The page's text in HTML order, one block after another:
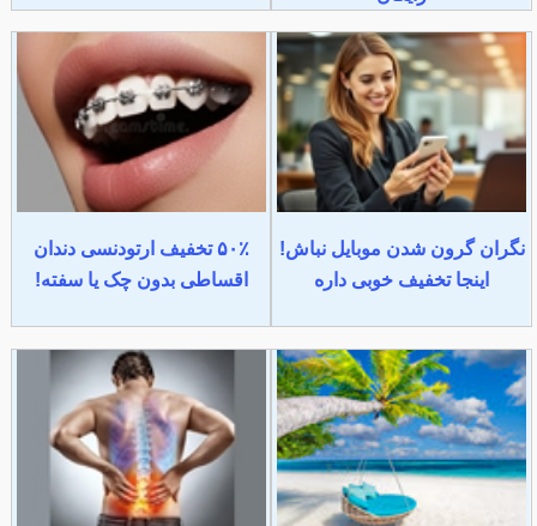
نگران گرون شدن موبایل نباش!
اینجا تخفیف خوبی داره
۵۰٪ تخفیف ارتودنسی دندان
اقساطی بدون چک یا سفته!